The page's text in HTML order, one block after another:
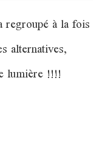
regroupé à la fois
alternatives,
lumière !!!!